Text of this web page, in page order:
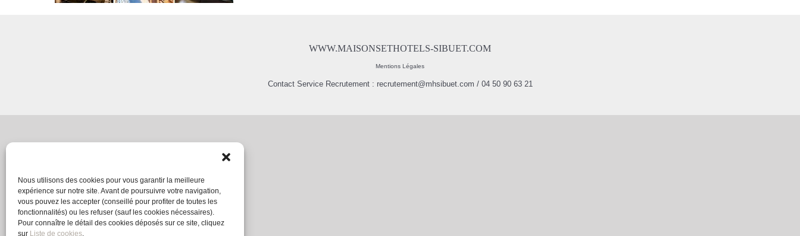
Nous utilisons des cookies pour vous garantir la meilleure
expérience sur notre site. Avant de poursuivre votre navigation,
vous pouvez les accepter (conseillé pour profiter de toutes les
fonctionnalités) ou les refuser (sauf les cookies nécessaires).
Pour connaître le détail des cookies déposés sur ce site, cliquez
sur Liste de cookies.
WWW.MAISONSETHOTELS-SIBUET.COM
Mentions Légales
Contact Service Recrutement : recrutement@mhsibuet.com / 04 50 90 63 21